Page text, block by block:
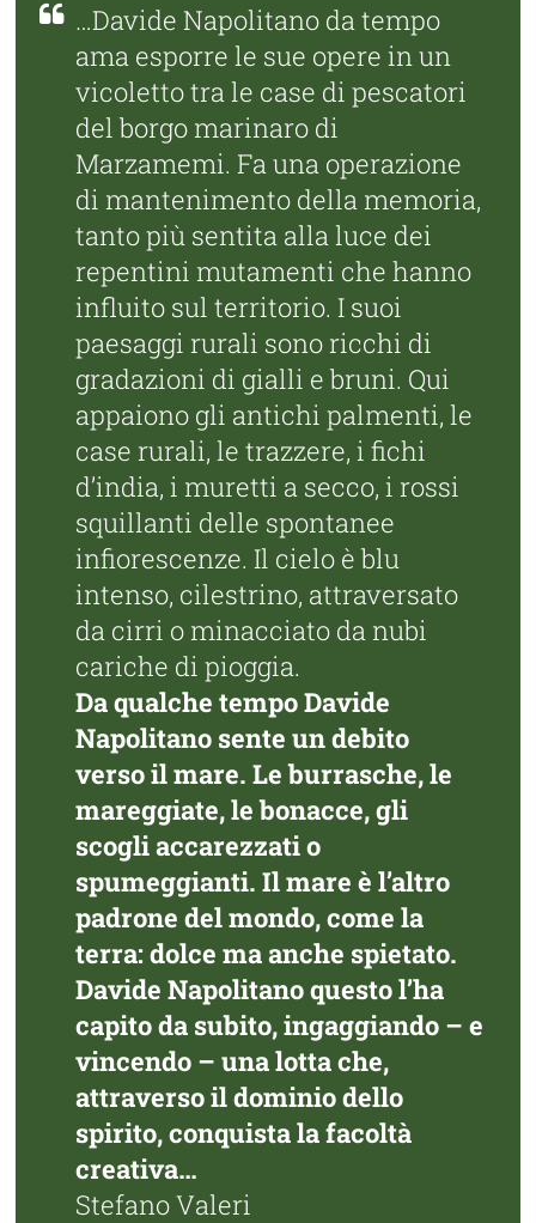
…Davide Napolitano da tempo
ama esporre le sue opere in un
vicoletto tra le case di pescatori
del borgo marinaro di
Marzamemi. Fa una operazione
di mantenimento della memoria,
tanto più sentita alla luce dei
repentini mutamenti che hanno
influito sul territorio. I suoi
paesaggi rurali sono ricchi di
gradazioni di gialli e bruni. Qui
appaiono gli antichi palmenti, le
case rurali, le trazzere, i fichi
d’india, i muretti a secco, i rossi
squillanti delle spontanee
infiorescenze. Il cielo è blu
intenso, cilestrino, attraversato
da cirri o minacciato da nubi
cariche di pioggia.
Da qualche tempo Davide
Napolitano sente un debito
verso il mare. Le burrasche, le
mareggiate, le bonacce, gli
scogli accarezzati o
spumeggianti. Il mare è l’altro
padrone del mondo, come la
terra: dolce ma anche spietato.
Davide Napolitano questo l’ha
capito da subito, ingaggiando – e
vincendo – una lotta che,
attraverso il dominio dello
spirito, conquista la facoltà
creativa…
Stefano Valeri